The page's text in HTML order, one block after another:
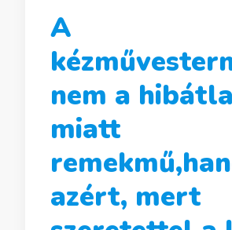
A
nem a
miatt
azért, mert